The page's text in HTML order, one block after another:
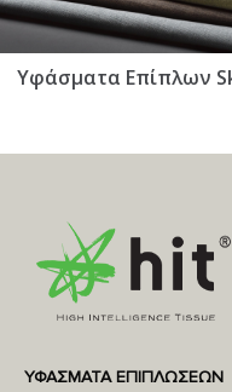
Υφάσματα Επίπλων
ΥΦΑΣΜΑΤΑ ΕΠΙΠΛΩΣΕΩΝ